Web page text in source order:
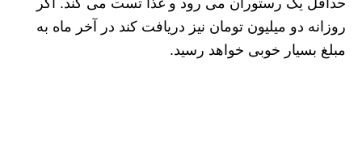
روزانه دو میلیون تومان نیز دریافت کند در آخر ماه به
مبلغ بسیار خوبی خواهد رسید.